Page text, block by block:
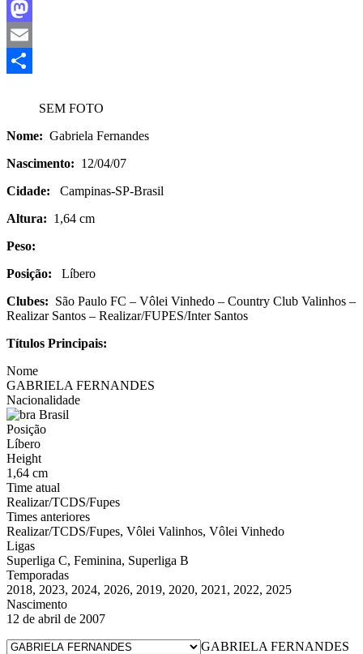
Facebook
Mastodon
Email
SEM FOTO
Nome: Gabriela Fernandes
Nascimento: 12/04/07
Cidade: Campinas-SP-Brasil
Altura: 1,64 cm
Peso:
Posição: Líbero
Clubes: São Paulo FC – Vôlei Vinhedo – Country Club Valinhos –
Realizar Santos – Realizar/FUPES/Inter Santos
Títulos Principais:
Nome
GABRIELA FERNANDES
Nacionalidade
Brasil
Posição
Líbero
Height
1,64 cm
Time atual
Realizar/TCDS/Fupes
Times anteriores
Realizar/TCDS/Fupes, Vôlei Valinhos, Vôlei Vinhedo
Ligas
Superliga C, Feminina, Superliga B
Temporadas
2018, 2023, 2024, 2026, 2019, 2020, 2021, 2022, 2025
Nascimento
12 de abril de 2007
GABRIELA FERNANDES